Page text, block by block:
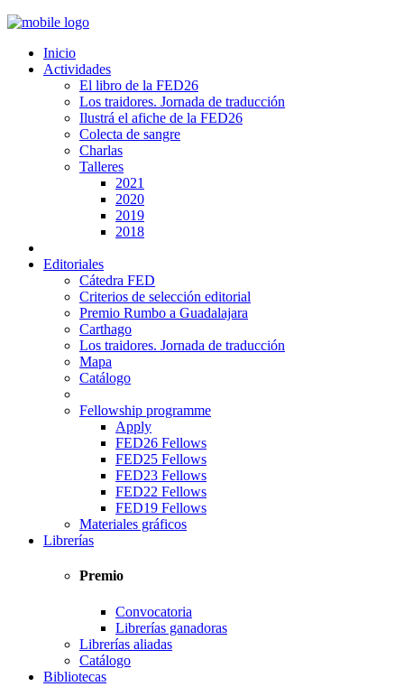
Inicio
Actividades
El libro de la FED26
Los traidores. Jornada de traducción
Ilustrá el afiche de la FED26
Colecta de sangre
Charlas
Talleres
2021
2020
2019
2018
Editoriales
Cátedra FED
Criterios de selección editorial
Premio Rumbo a Guadalajara
Carthago
Los traidores. Jornada de traducción
Mapa
Catálogo
Fellowship programme
Apply
FED26 Fellows
FED25 Fellows
FED23 Fellows
FED22 Fellows
FED19 Fellows
Materiales gráficos
Librerías
Premio
Convocatoria
Librerías ganadoras
Librerías aliadas
Catálogo
Bibliotecas